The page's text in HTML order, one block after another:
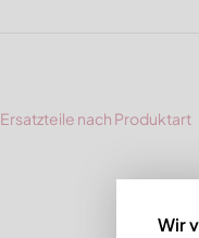
Ersatzteile nach Produktart
Wir